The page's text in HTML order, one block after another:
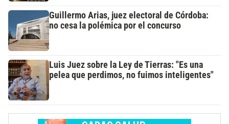
Guillermo Arias, juez electoral de Córdoba:
no cesa la polémica por el concurso
Luis Juez sobre la Ley de Tierras: "Es una
pelea que perdimos, no fuimos inteligentes"